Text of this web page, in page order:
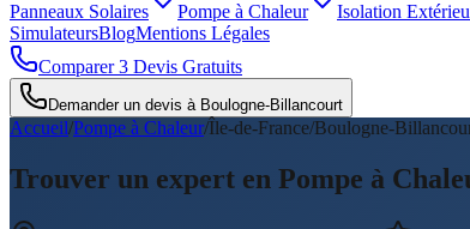
Panneaux Solaires Pompe à Chaleur Isolation
SimulateursBlogMentions Légales
Comparer 3 Devis Gratuits
Demander un devis à Boulogne-Billancourt
Accueil/Pompe à Chaleur/Île-de-France/Boulogne-
Trouver un expert en Pompe à